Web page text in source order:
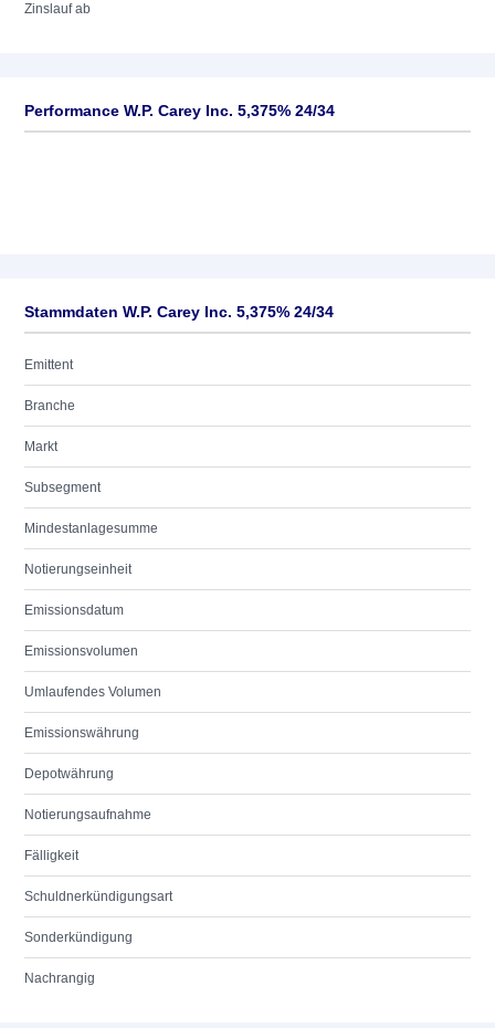
Zinslauf ab
Performance W.P. Carey Inc. 5,375% 24/34
Stammdaten W.P. Carey Inc. 5,375% 24/34
Emittent
Branche
Markt
Subsegment
Mindestanlagesumme
Notierungseinheit
Emissionsdatum
Emissionsvolumen
Umlaufendes Volumen
Emissionswährung
Depotwährung
Notierungsaufnahme
Fälligkeit
Schuldnerkündigungsart
Sonderkündigung
Nachrangig